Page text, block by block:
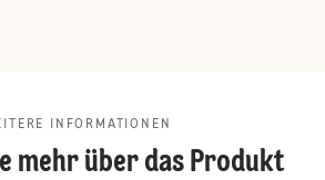
INFORMATIONEN
mehr über das Produkt